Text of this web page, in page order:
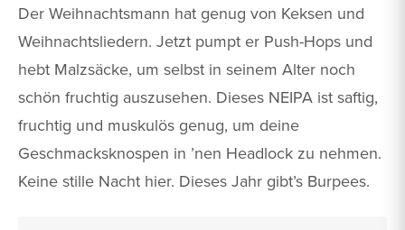
Der Weihnachtsmann hat genug von Keksen und
Weihnachtsliedern. Jetzt pumpt er Push-Hops und
hebt Malzsäcke, um selbst in seinem Alter noch
schön fruchtig auszusehen. Dieses NEIPA ist saftig,
fruchtig und muskulös genug, um deine
Geschmacksknospen in ’nen Headlock zu nehmen.
Keine stille Nacht hier. Dieses Jahr gibt’s Burpees.